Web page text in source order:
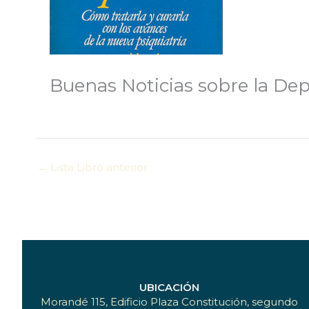
Buenas Noticias sobre la
← Lista Libro anterior
UBICACIÓN
Morandé 115, Edificio Plaza Constitución, segundo